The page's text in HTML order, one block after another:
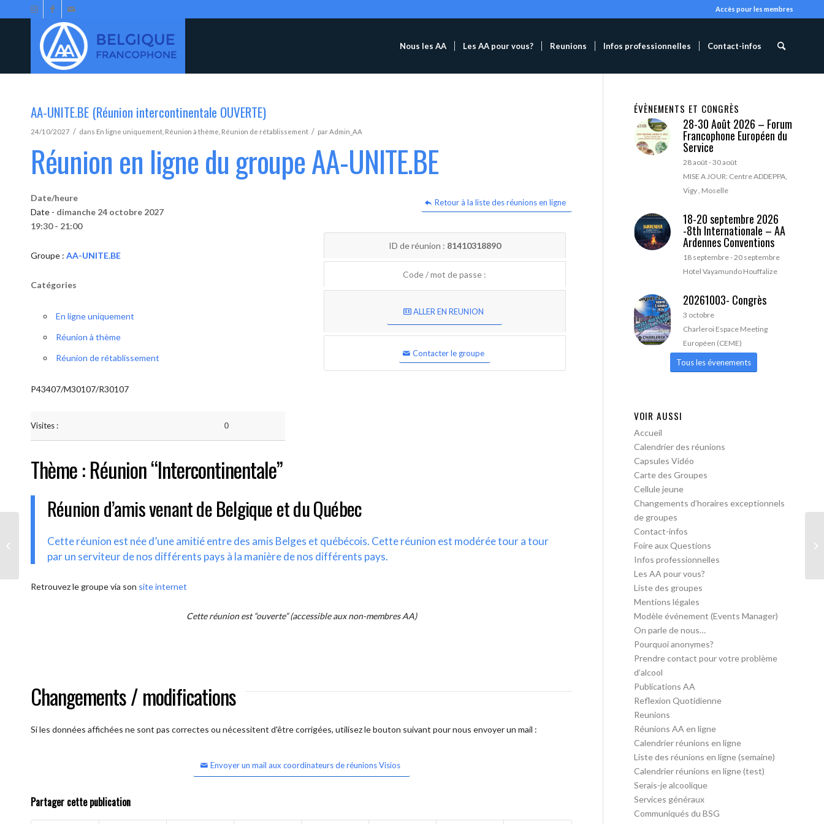
Accès pour les membres
Nous les AA Les AA pour vous? Reunions Infos professionnelles Contact-infos
AA-UNITE.BE (Réunion intercontinentale OUVERTE)
24/10/2027 / dans En ligne uniquement Réunion à thème Réunion de rétablissement / parAdmin_AA
Réunion en ligne du groupe AA-UNITE.BE
Retour à la liste des réunions en ligne
Date/heure
Date - dimanche 24 octobre 2027
19:30 - 21:00
Groupe : AA-UNITE.BE
Catégories
En ligne uniquement
Réunion à thème
Réunion de rétablissement
P43407/M30107/R30107
Visites : 0
ID de réunion : 81410318890
Code / mot de passe :
ALLER EN REUNION
Contacter le groupe
Thème : Réunion “Intercontinentale”
Réunion d’amis venant de Belgique et du Québec
Cette réunion est née d’une amitié entre des amis Belges et québécois. Cette réunion est modérée tour a tour
par un serviteur de nos différents pays à la manière de nos différents pays.
Retrouvez le groupe via son site internet
Cette réunion est “ouverte” (accessible aux non-membres AA)
Changements / modifications
Si les données affichées ne sont pas correctes ou nécessitent d'être corrigées, utilisez le bouton suivant pour nous envoyer un mail :
Envoyer un mail aux coordinateurs de réunions Visios
Partager cette publication
ÉVÈNEMENTS ET CONGRÈS
28-30 Août 2026 – Forum
Francophone Européen du
Service
28 août-30 août
MISE A JOUR: Centre ADDEPPA,
Vigy , Moselle
18-20 septembre 2026
-8th Internationale – AA
Ardennes Conventions
18 septembre-20 septembre
Hotel Vayamundo Houffalize
20261003- Congrès
3 octobre
Charleroi Espace Meeting
Européen (CEME)
Tous les évenements
VOIR AUSSI
Accueil
Calendrier des réunions
Capsules Vidéo
Carte des Groupes
Cellule jeune
Changements d’horaires exceptionnels
de groupes
Contact-infos
Foire aux Questions
Infos professionnelles
Les AA pour vous?
Liste des groupes
Mentions légales
Modèle événement (Events Manager)
On parle de nous…
Pourquoi anonymes?
Prendre contact pour votre problème
d’alcool
Publications AA
Reflexion Quotidienne
Reunions
Réunions AA en ligne
Calendrier réunions en ligne
Liste des réunions en ligne (semaine)
Calendrier réunions en ligne (test)
Serais-je alcoolique
Services généraux
Communiqués du BSG
AA-UNITE.BE (Réunion
intercontinentale OUVERTE)